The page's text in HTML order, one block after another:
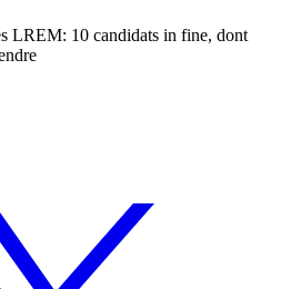
LREM: 10 candidats in fine, dont